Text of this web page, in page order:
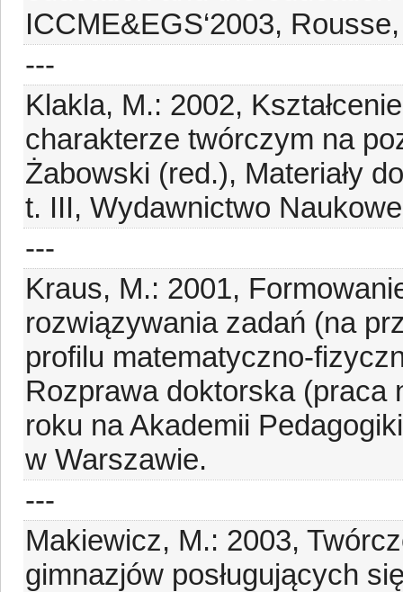
ICCME&EGS‘2003,
---
Klakla, M.: 2002,
charakterze twórczym na
Żabowski (red.), Materiały
t. III, Wydawnictwo
---
Kraus, M.: 2001,
rozwiązywania zadań (na
profilu matematyczno-
Rozprawa doktorska (praca
roku na Akademii
w Warszawie.
---
Makiewicz, M.: 2003,
gimnazjów posługujących